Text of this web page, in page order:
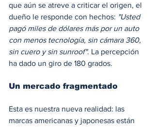
que aún se atreve a criticar el origen, el
dueño le responde con hechos: "Usted
pagó miles de dólares más por un auto
con menos tecnología, sin cámara 360,
sin cuero y sin sunroof". La percepción
ha dado un giro de 180 grados.
Un mercado fragmentado
Esta es nuestra nueva realidad: las
marcas americanas y japonesas están